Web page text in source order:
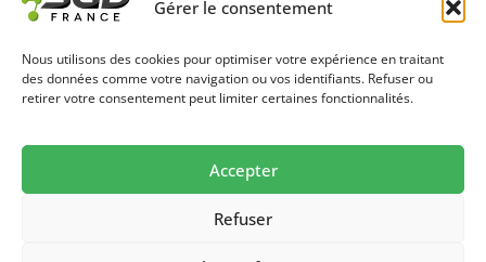
Gérer le consentement
Nous utilisons des cookies pour optimiser votre expérience en traitant
des données comme votre navigation ou vos identifiants. Refuser ou
retirer votre consentement peut limiter certaines fonctionnalités.
Accepter
Refuser
Salons / Évènements
Newsletter
Suivez-nous sur les réseaux